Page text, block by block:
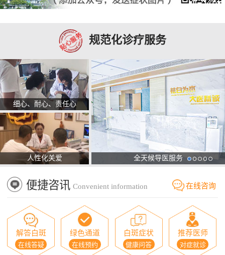
规范化诊疗服务
细心、耐心、责任心
人性化关爱 全天候导医服务
便捷咨讯 Convenient information 在线咨询
解答白斑
在线答疑
绿色通道
在线预约
白斑症状
健康问答
推荐医师
对症就诊